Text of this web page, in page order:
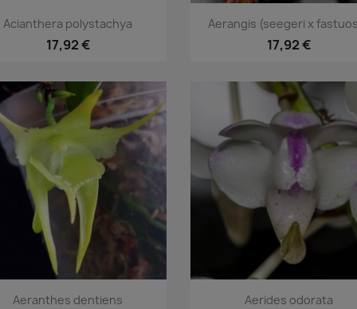
Aperçu rapide
Acianthera polystachya
17,92 €
Aperçu rapide
Aerangis (seegeri x
17,92 €
Aperçu rapide
Aeranthes dentiens Aperçu rapide
Aerides odorata